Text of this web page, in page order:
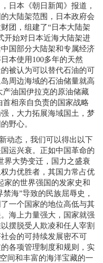
，日本《朝日新闻》报道，
大陆架范围，日本政府会
团，组建了“日本大陆架
开始对日本近海大陆架进
国部分大陆架和专属经济
本使用 100多年的天然
被认为可以替代石油的可
周边海域的石油储量就高
油国伊拉克的原油储藏
首相亲自负责的国家战略
，大力拓展海域国土，梦
野心。
动态，我们可以得出以下
运兴衰。正如中国革命的
界大势变迁，国力之盛衰
力优胜者，其国力常占优
家的世界强国的发家史和
海”导致的民族屈辱史，
一个国家的地位高低与其
海上力量强大，国家就强
摆脱受人欺凌和任人宰割
会的可持续发展密不可
各项管理制度和规则，实
间和丰富的海洋宝藏的一